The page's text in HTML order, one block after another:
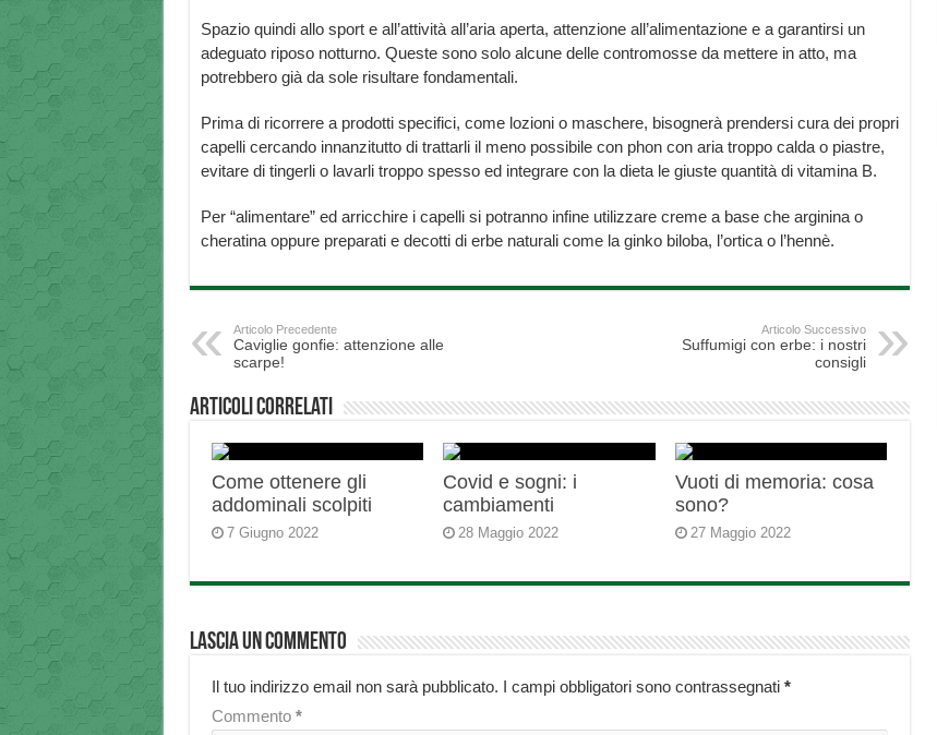
Spazio quindi allo sport e all’attività all’aria aperta, attenzione all’alimentazione e a garantirsi un
adeguato riposo notturno. Queste sono solo alcune delle contromosse da mettere in atto, ma
potrebbero già da sole risultare fondamentali.
Prima di ricorrere a prodotti specifici, come lozioni o maschere, bisognerà prendersi cura dei propri
capelli cercando innanzitutto di trattarli il meno possibile con phon con aria troppo calda o piastre,
evitare di tingerli o lavarli troppo spesso ed integrare con la dieta le giuste quantità di vitamina B.
Per “alimentare” ed arricchire i capelli si potranno infine utilizzare creme a base che arginina o
cheratina oppure preparati e decotti di erbe naturali come la ginko biloba, l’ortica o l’hennè.
Articolo Precedente
Caviglie gonfie: attenzione alle
scarpe!
Articolo Successivo
Suffumigi con erbe: i nostri
consigli
Articoli correlati
Come ottenere gli
addominali scolpiti
7 Giugno 2022
Covid e sogni: i
cambiamenti
28 Maggio 2022
Vuoti di memoria: cosa
sono?
27 Maggio 2022
Lascia un commento
Il tuo indirizzo email non sarà pubblicato. I campi obbligatori sono contrassegnati *
Commento *